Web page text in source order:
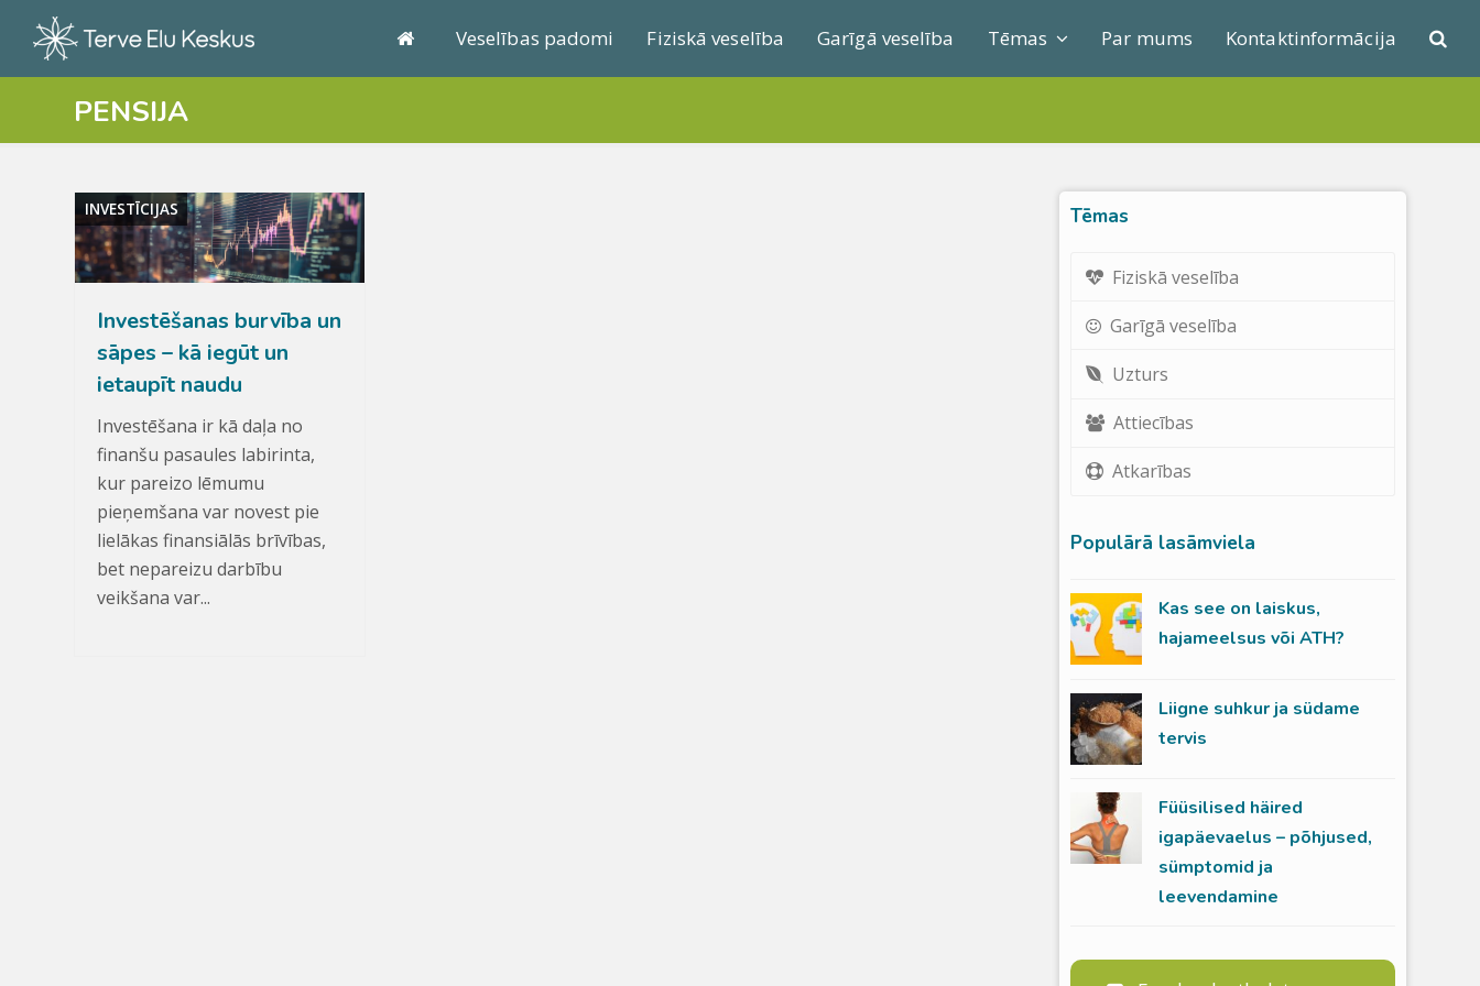
Veselības padomi Fiziskā veselība Garīgā veselība Tēmas Par mums Kontaktinformācija
PENSIJA
INVESTĪCIJAS
Investēšanas burvība un
sāpes – kā iegūt un
ietaupīt naudu
Investēšana ir kā daļa no
finanšu pasaules labirinta,
kur pareizo lēmumu
pieņemšana var novest pie
lielākas finansiālās brīvības,
bet nepareizu darbību
veikšana var...
Tēmas
Fiziskā veselība
Garīgā veselība
Uzturs
Attiecības
Atkarības
Populārā lasāmviela
Kas see on laiskus,
hajameelsus või ATH?
Liigne suhkur ja südame
tervis
Füüsilised häired
igapäevaelus – põhjused,
sümptomid ja
leevendamine